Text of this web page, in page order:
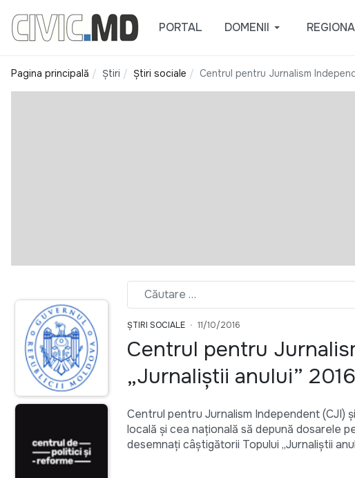
PORTAL DOMENII
Pagina principală Știri Știri sociale Centrul pentru Jurnalism
ȘTIRI SOCIALE 11/10/2016
Centrul pentru
„Jurnaliştii anului” 2016
Centrul pentru Jurnalism Independent (CJI)
locală și cea națională să depună dosarele
desemnați câștigătorii Topului „Jurnaliştii